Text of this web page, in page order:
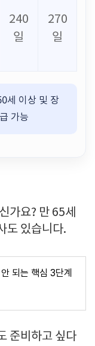
240
일
270
일
세 이상 및 장
가능
가요? 만 65세
도 있습니다.
되는 핵심 3단계
준비하고 싶다